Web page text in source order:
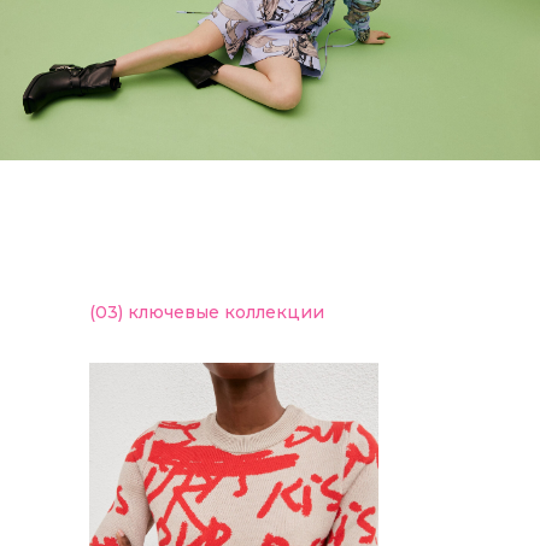
(03) ключевые коллекции